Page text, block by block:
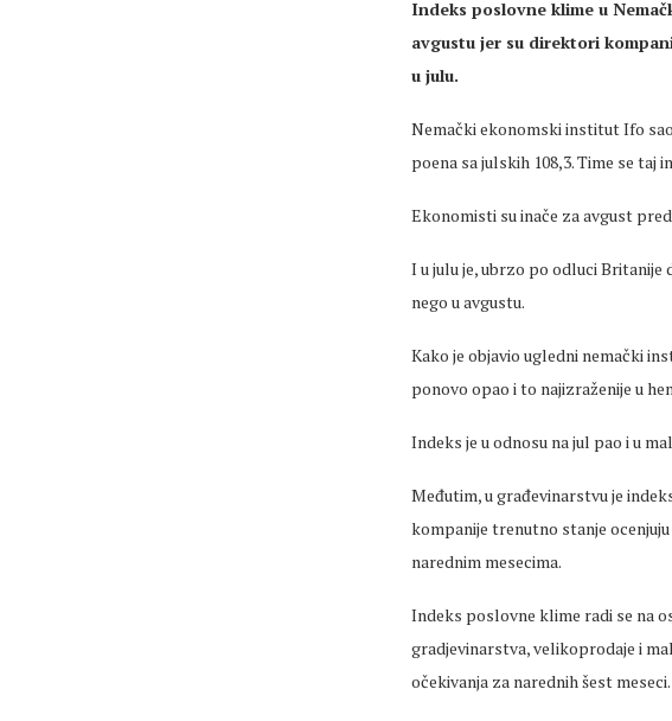
Indeks poslovne klime u
avgustu jer su direktori
u julu.
Nemački ekonomski institut Ifo
poena sa julskih 108,3. Time se taj
Ekonomisti su inače za avgust
I u julu je, ubrzo po odluci Britanije
nego u avgustu.
Kako je objavio ugledni nemački
ponovo opao i to najizraženije u
Indeks je u odnosu na jul pao i u
Međutim, u građevinarstvu je
kompanije trenutno stanje
narednim mesecima.
Indeks poslovne klime radi se na
gradjevinarstva, velikoprodaje i
očekivanja za narednih šest meseci.